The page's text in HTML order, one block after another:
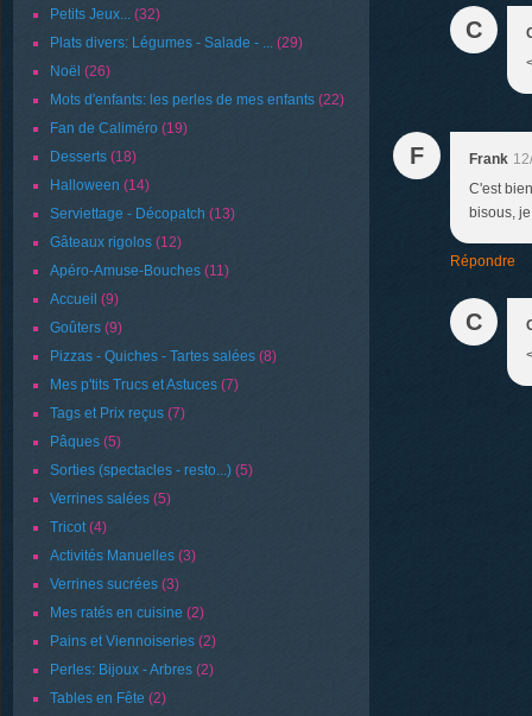
Petits Jeux... (32)
Plats divers: Légumes - Salade - ... (29)
Noël (26)
Mots d'enfants: les perles de mes enfants (22)
Fan de Caliméro (19)
Desserts (18)
Halloween (14)
Serviettage - Décopatch (13)
Gâteaux rigolos (12)
Apéro-Amuse-Bouches (11)
Accueil (9)
Goûters (9)
Pizzas - Quiches - Tartes salées (8)
Mes p'tits Trucs et Astuces (7)
Tags et Prix reçus (7)
Pâques (5)
Sorties (spectacles - resto...) (5)
Verrines salées (5)
Tricot(4)
Activités Manuelles (3)
Verrines sucrées (3)
Mes ratés en cuisine (2)
Pains et Viennoiseries (2)
Perles: Bijoux - Arbres (2)
Tables en Fête (2)
C
F Frank
C'est
bisous,
Répondre
C